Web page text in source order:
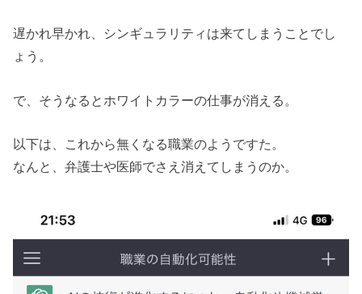
遅かれ早かれ、シンギュラリティは来てしまうことでし
ょう。
で、そうなるとホワイトカラーの仕事が消える。
以下は、これから無くなる職業のようですた。
なんと、弁護士や医師でさえ消えてしまうのか。